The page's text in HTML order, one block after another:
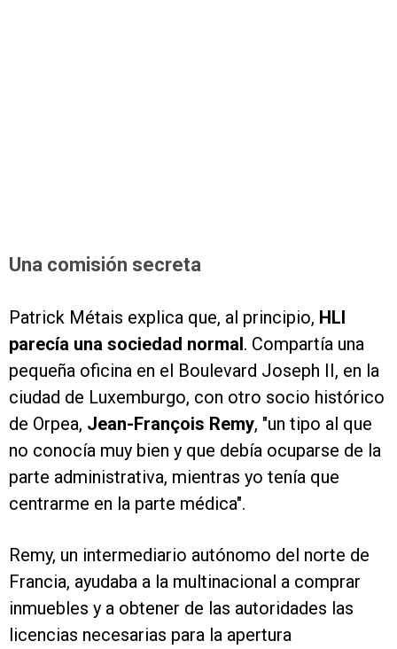
Una comisión secreta
Patrick Métais explica que, al principio, HLI
parecía una sociedad normal. Compartía una
pequeña oficina en el Boulevard Joseph II, en la
ciudad de Luxemburgo, con otro socio histórico
de Orpea, Jean-François Remy, "un tipo al que
no conocía muy bien y que debía ocuparse de la
parte administrativa, mientras yo tenía que
centrarme en la parte médica".
Remy, un intermediario autónomo del norte de
Francia, ayudaba a la multinacional a comprar
inmuebles y a obtener de las autoridades las
licencias necesarias para la apertura